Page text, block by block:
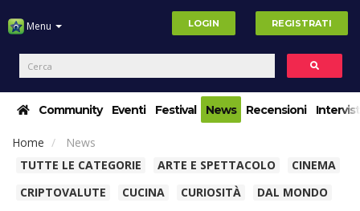
Menu LOGIN REGISTRATI
Community Eventi Festival News Recensioni
Home
News
TUTTE LE CATEGORIE
ARTE E SPETTACOLO
CINEMA
CRIPTOVALUTE
CUCINA CURIOSITÀ
DAL MONDO